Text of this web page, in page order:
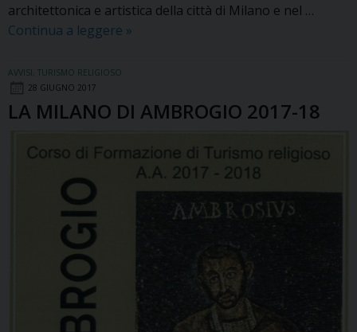
architettonica e artistica della città di Milano e nel …
Continua a leggere TURISMO
»
AVVISI TURISMO RELIGIOSO
28 GIUGNO 2017
LA MILANO DI AMBROGIO 2017-18